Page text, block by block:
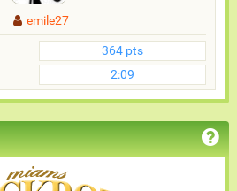
emile27
364 pts
2:09